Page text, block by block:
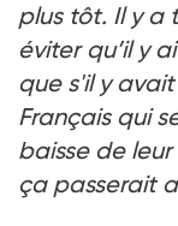
plus tôt. Il y a
éviter qu’il y
que s'il y
Français qui
baisse de
ça passerait